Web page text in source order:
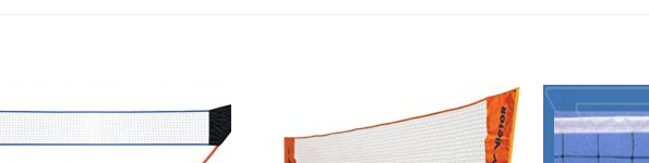
Zu
Wunschliste
Zu
Wunschliste